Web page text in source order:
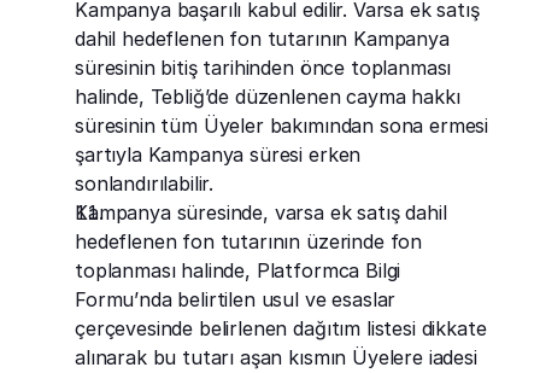
Kampanya başarılı kabul edilir. Varsa ek satış
dahil hedeflenen fon tutarının Kampanya
süresinin bitiş tarihinden önce toplanması
halinde, Tebliğ’de düzenlenen cayma hakkı
süresinin tüm Üyeler bakımından sona ermesi
şartıyla Kampanya süresi erken
sonlandırılabilir.
Kampanya süresinde, varsa ek satış dahil
hedeflenen fon tutarının üzerinde fon
toplanması halinde, Platformca Bilgi
Formu’nda belirtilen usul ve esaslar
çerçevesinde belirlenen dağıtım listesi dikkate
alınarak bu tutarı aşan kısmın Üyelere iadesi